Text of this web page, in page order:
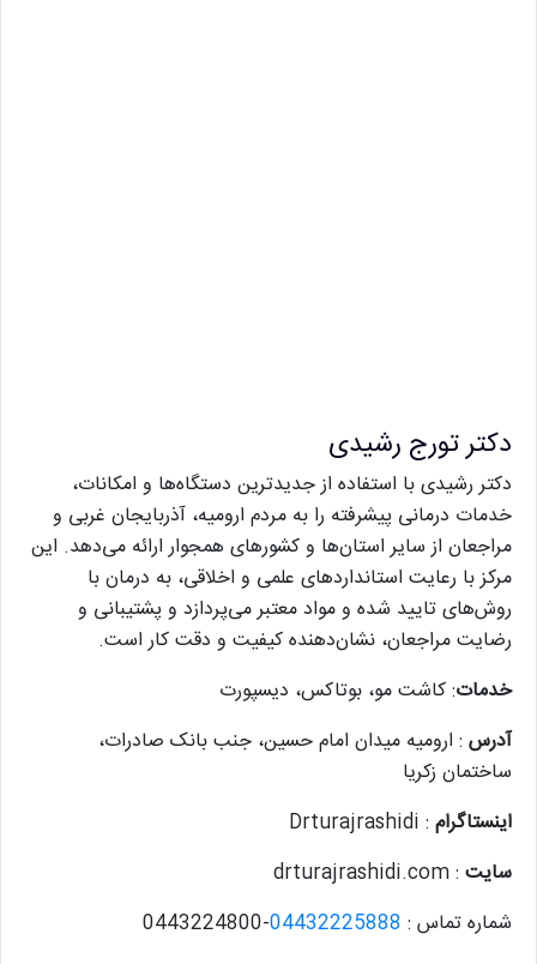
دکتر تورج رشیدی
دکتر رشیدی با استفاده از جدیدترین دستگاه‌ها و امکانات،
خدمات درمانی پیشرفته را به مردم ارومیه، آذربایجان غربی و
مراجعان از سایر استان‌ها و کشورهای همجوار ارائه می‌دهد. این
مرکز با رعایت استانداردهای علمی و اخلاقی، به درمان با
روش‌های تایید شده و مواد معتبر می‌پردازد و پشتیبانی و
رضایت مراجعان، نشان‌دهنده کیفیت و دقت کار است.
خدمات: کاشت مو، بوتاکس، دیسپورت
آدرس : ارومیه میدان امام حسین، جنب بانک صادرات،
ساختمان زکریا
اینستاگرام : Drturajrashidi
سایت : drturajrashidi.com
شماره تماس : 04432225888
-0443224800